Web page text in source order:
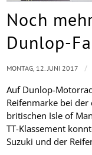
Noch
Dunlop-
Auf Dunlop-
Reifenmarke bei
britischen Isle of
TT-Klassement
Suzuki und der
MONTAG, 12. JUNI 2017 /